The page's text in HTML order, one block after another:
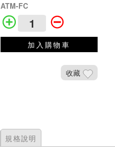
ATM-FC
加入購物車
收藏
規格說明